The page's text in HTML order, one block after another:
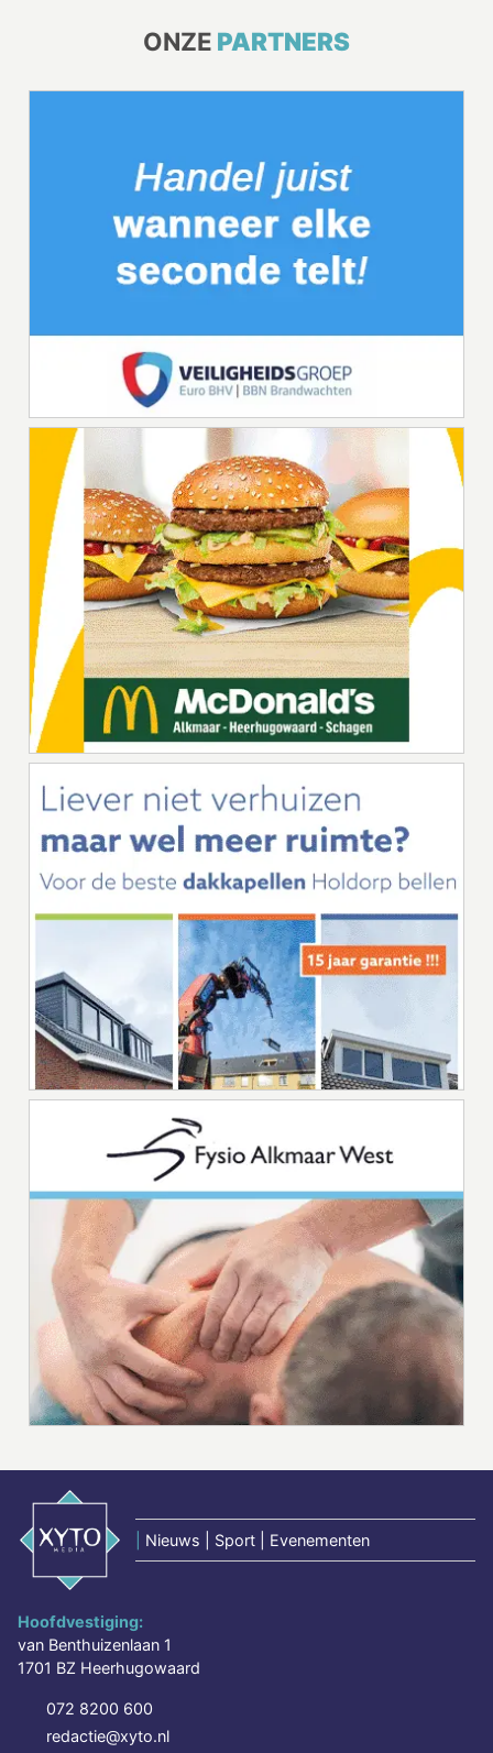
ONZE PARTNERS
Nieuws | Sport | Evenementen
Hoofdvestiging:
van Benthuizenlaan 1
1701 BZ Heerhugowaard
072 8200 600
redactie@xyto.nl